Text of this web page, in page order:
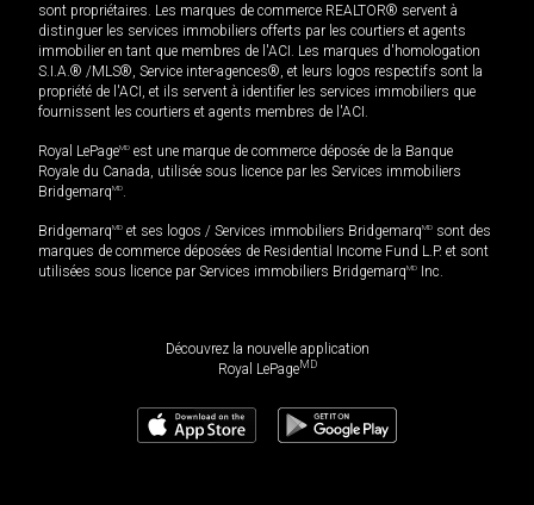
sont propriétaires. Les marques de commerce REALTOR® servent à
distinguer les services immobiliers offerts par les courtiers et agents
immobilier en tant que membres de l'ACI. Les marques d'homologation
S.I.A.® /MLS®, Service inter-agences®, et leurs logos respectifs sont la
propriété de l'ACI, et ils servent à identifier les services immobiliers que
fournissent les courtiers et agents membres de l'ACI.
Royal LePageMD est une marque de commerce déposée de la Banque
Royale du Canada, utilisée sous licence par les Services immobiliers
BridgemarqMD
BridgemarqMD et ses logos / Services immobiliers BridgemarqMD sont des
marques de commerce déposées de Residential Income Fund L.P. et sont
utilisées sous licence par Services immobiliers BridgemarqMD Inc.
Découvrez la nouvelle application
Royal LePageMD